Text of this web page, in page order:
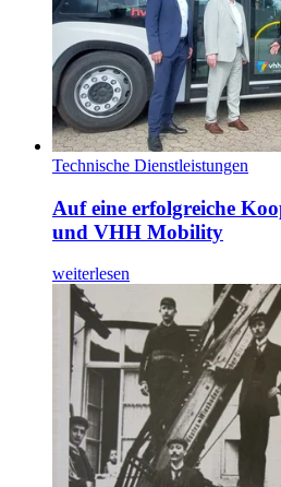
Technische Dienstleistungen
Auf eine erfolgreiche
und VHH Mobility
weiterlesen